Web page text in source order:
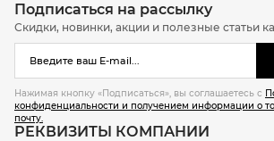
Подписаться на рассылку
Скидки, новинки, акции и полезные статьи
Нажимая кнопку «Подписаться», вы соглашаетесь с
конфиденциальности и получением информации о
почту.
РЕКВИЗИТЫ КОМПАНИИ